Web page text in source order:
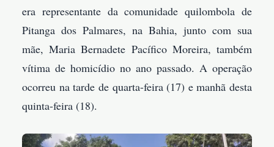
era representante da comunidade quilombola de
Pitanga dos Palmares, na Bahia, junto com sua
mãe, Maria Bernadete Pacífico Moreira, também
vítima de homicídio no ano passado. A operação
ocorreu na tarde de quarta-feira (17) e manhã desta
quinta-feira (18).